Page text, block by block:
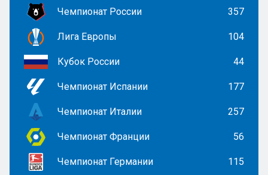
Чемпионат России 357
Лига Европы 104
Кубок России 44
Чемпионат Испании 177
Чемпионат Италии 257
Чемпионат Франции 56
Чемпионат Германии 115